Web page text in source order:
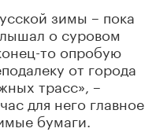
зимы – пока
о суровом
то опробую
от города
трасс», –
для него главное
бумаги.